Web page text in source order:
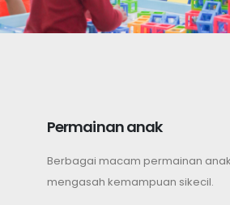
Permainan anak
Berbagai macam permainan
mengasah kemampuan sikecil.